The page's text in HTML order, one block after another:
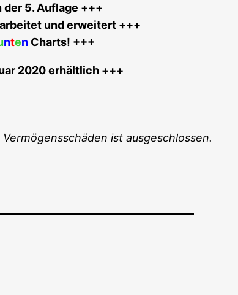
der 5. Auf­la­ge +++
und erwei­tert +++
ntenCharts! +++
2020 erhältlich +++
ist ausgeschlossen.